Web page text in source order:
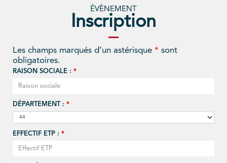
ÉVÈNEMENT
Inscription
Les champs marqués d’un astérisque * sont
obligatoires.
RAISON SOCIALE : *
DÉPARTEMENT : *
EFFECTIF ETP : *